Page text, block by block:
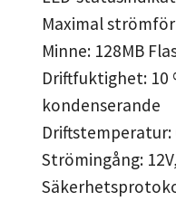
Maximal
Minne: 128MB
Driftfuktighet: 10
kondenserande
Driftstemperatur:
Strömingång: